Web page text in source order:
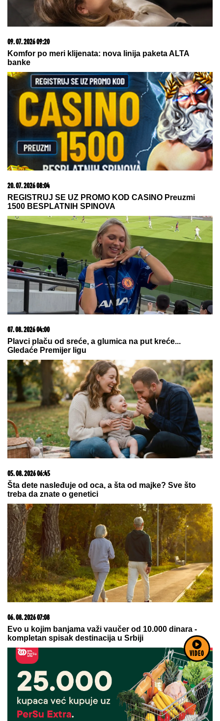
VIDEO
09. 07. 2026 09:20
Komfor po meri klijenata: nova linija paketa ALTA
banke
20. 07. 2026 08:04
REGISTRUJ SE UZ PROMO KOD CASINO Preuzmi
1500 BESPLATNIH SPINOVA
07. 08. 2026 04:00
Plavci plaču od sreće, a glumica na put kreće...
Gledaće Premijer ligu
05. 08. 2026 06:45
Šta dete nasleđuje od oca, a šta od majke? Sve što
treba da znate o genetici
06. 08. 2026 07:08
Evo u kojim banjama važi vaučer od 10.000 dinara -
kompletan spisak destinacija u Srbiji